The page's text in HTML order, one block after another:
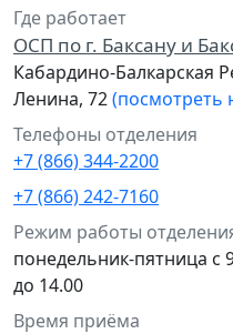
Где работает
ОСП по г. Баксану и
Кабардино-Балкарская
Ленина, 72(посмотреть
Телефоны отделения
+7 (866) 344-2200
+7 (866) 242-7160
Режим работы
понедельник-пятница с
до 14.00
Время приёма